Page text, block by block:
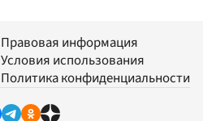
Правовая информация
Условия использования
Политика конфиденциальности